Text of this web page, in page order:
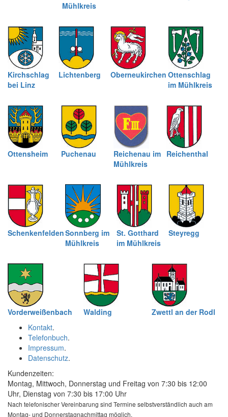
Mühlkreis
Kirchschlag
bei Linz
Lichtenberg Oberneukirchen Ottenschlag
im Mühlkreis
Ottensheim Puchenau
Reichenau im
Mühlkreis
Reichenthal
SchenkenfeldenSonnberg im
Mühlkreis
St. Gotthard
im Mühlkreis
Steyregg
Vorderweißenbach Walding
Zwettl an der Rodl
Kontakt.
Telefonbuch.
Impressum.
Datenschutz.
Kundenzeiten:
Montag, Mittwoch, Donnerstag und Freitag von 7:30 bis 12:00
Uhr, Dienstag von 7:30 bis 17:00 Uhr
Nach telefonischer Vereinbarung sind Termine selbstverständlich auch am
Montag- und Donnerstagnachmittag möglich.